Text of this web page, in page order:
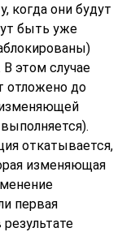
когда они будут
быть уже
В этом случае
отложено до
откатывается,
изменяющая
первая